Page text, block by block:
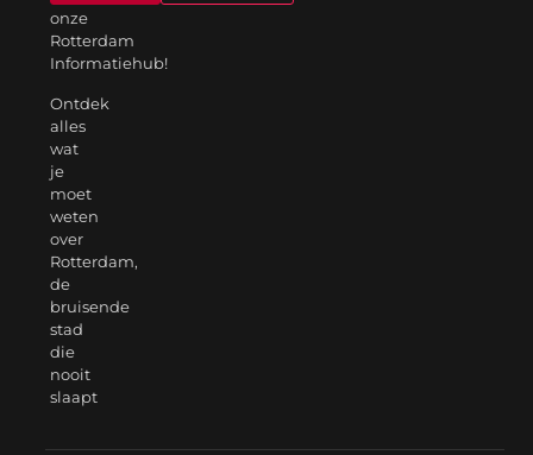
onze
Rotterdam
Informatiehub!
Ontdek
alles
wat
je
moet
weten
over
Rotterdam,
de
bruisende
stad
die
nooit
slaapt